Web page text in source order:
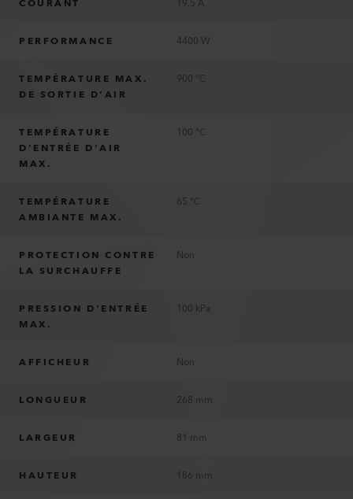
COURANT 19.5 A
PERFORMANCE 4400 W
TEMPÉRATURE MAX.
DE SORTIE D’AIR
900 °C
TEMPÉRATURE
D’ENTRÉE D'AIR
MAX.
100 °C
TEMPÉRATURE
AMBIANTE MAX.
65 °C
PROTECTION CONTRE
LA SURCHAUFFE
Non
PRESSION D'ENTRÉE
MAX.
100 kPa
AFFICHEUR Non
LONGUEUR 268 mm
LARGEUR 81 mm
HAUTEUR 186 mm